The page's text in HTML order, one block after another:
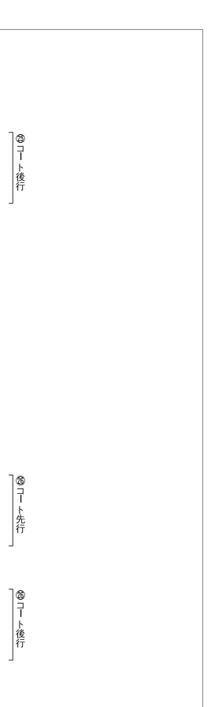
㉕
コ
ト
後
行
㉖
コ
ト
先
行
㉖
コ
ト
後
行